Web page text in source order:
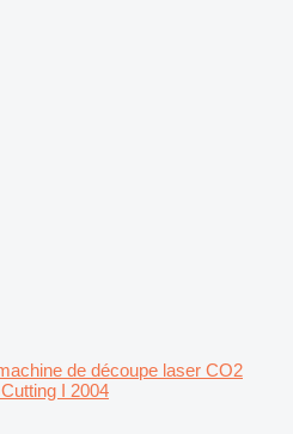
de découpe laser CO2
I 2004